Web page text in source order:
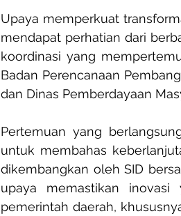
Upaya memperkuat
mendapat perhatian dari
koordinasi yang
Badan Perencanaan
dan Dinas Pemberdayaan
Pertemuan yang
untuk membahas
dikembangkan oleh SID
upaya memastikan
pemerintah daerah,